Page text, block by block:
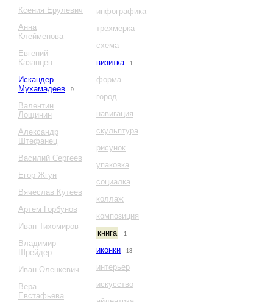
Ксения Ерулевич
Анна
Клейменова
Евгений
Казанцев
Искандер
Мухамадеев
9
Валентин
Лощинин
Александр
Штефанец
Василий Сергеев
Егор Жгун
Вячеслав Кутеев
Артем Горбунов
Иван Тихомиров
Владимир
Шрейдер
Иван Оленкевич
Вера
Евстафьева
инфографика
трехмерка
схема
визитка
1
форма
город
навигация
скульптура
рисунок
упаковка
социалка
коллаж
композиция
книга
1
иконки 13
интерьер
искусство